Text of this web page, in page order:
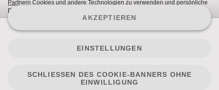
Nutzungsbedingungen
Cookie Hinweise
Impressum